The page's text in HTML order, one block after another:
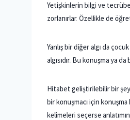
Yetişkinlerin bilgi ve
zorlanırlar. Özellikle de
Yanlış bir diğer algı da
algısıdır. Bu konuşma ya
Hitabet geliştirilebilir bir
bir konuşmacı için
kelimeleri seçerse